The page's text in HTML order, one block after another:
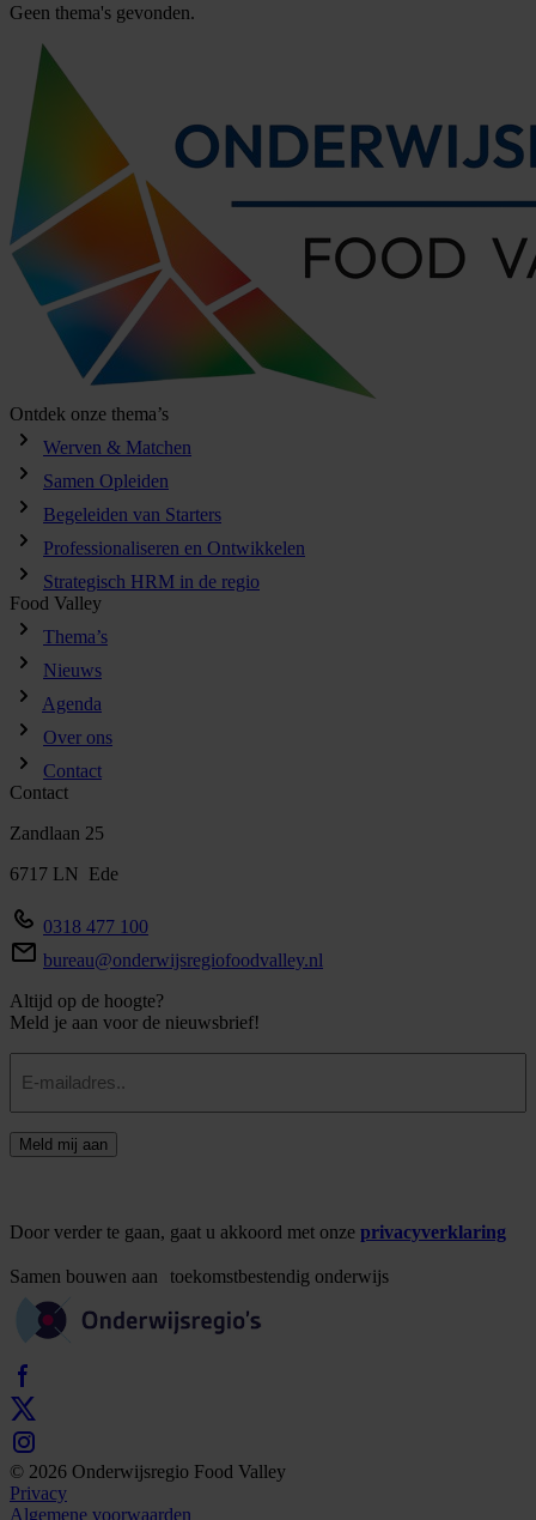
Geen thema's gevonden.
Ontdek onze thema’s
Werven & Matchen
Samen Opleiden
Begeleiden van Starters
Professionaliseren en Ontwikkelen
Strategisch HRM in de regio
Food Valley
Thema’s
Nieuws
Agenda
Over ons
Contact
Contact
Zandlaan 25
6717 LN Ede
0318 477 100
bureau@onderwijsregiofoodvalley.nl
Altijd op de hoogte?
Meld je aan voor de nieuwsbrief!
mailadres
Meld mij aan
Door verder te gaan, gaat u akkoord met onze privacyverklaring
Samen bouwen aan toekomstbestendig onderwijs
© 2026 Onderwijsregio Food Valley
Privacy
Algemene voorwaarden